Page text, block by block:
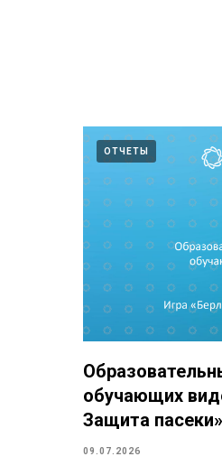
ОТЧЕТЫ
обучающих
Защита пасеки»
09.07.2026